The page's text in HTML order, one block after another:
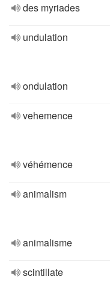
des myriades
undulation
ondulation
vehemence
véhémence
animalism
animalisme
scintillate